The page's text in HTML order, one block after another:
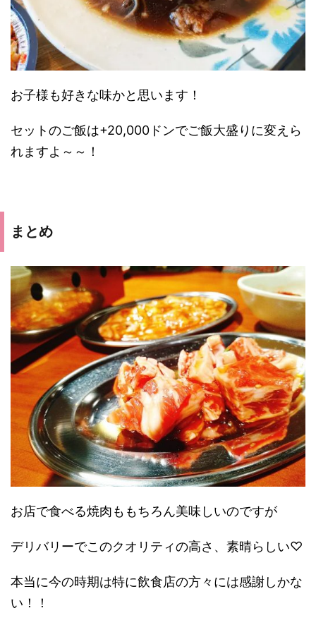
お子様も好きな味かと思います！
セットのご飯は+20,000ドンでご飯大盛りに変えら
れますよ～～！
まとめ
お店で食べる焼肉ももちろん美味しいのですが
デリバリーでこのクオリティの高さ、素晴らしい♡
本当に今の時期は特に飲食店の方々には感謝しかな
い！！